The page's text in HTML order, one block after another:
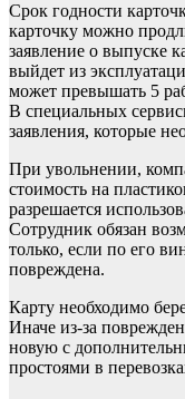
Срок годности
карточку можно
заявление о выпуске
выйдет из
может превышать 5
В специальных
заявления, которые
При увольнении,
стоимость на
разрешается
Сотрудник обязан
только, если по его
повреждена.
Карту необходимо
Иначе из-за
новую с
простоями в